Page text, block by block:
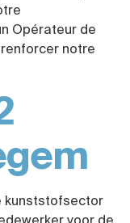
Opérateur de
notre
kunststofsector
voor de